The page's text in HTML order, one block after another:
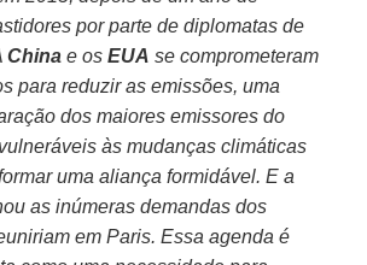
por parte de diplomatas de
China e osEUA se comprometeram
para reduzir as emissões, uma
dos maiores emissores do
às mudanças climáticas
uma aliança formidável. E a
as inúmeras demandas dos
em Paris. Essa agenda é